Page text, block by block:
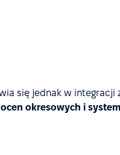
się jednak w integracji
okresowych i